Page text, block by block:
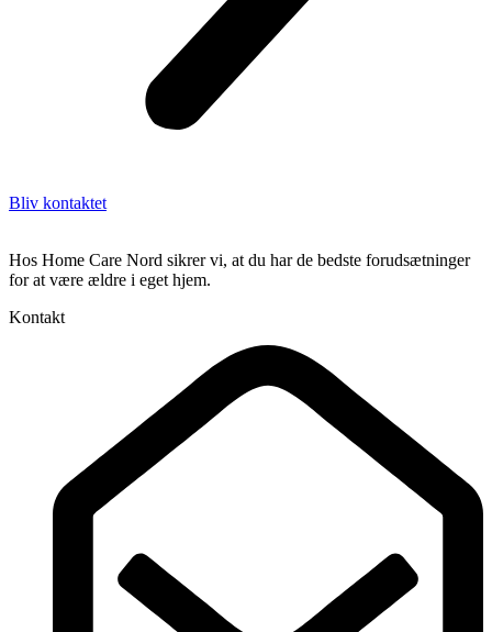
Bliv kontaktet​
Hos Home Care Nord sikrer vi, at du har de bedste forudsætninger
for at være ældre i eget hjem.
Kontakt